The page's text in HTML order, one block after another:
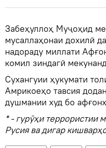
Забеҳуллоҳ Муҷоҳид
мусаллаҳонаи дохилӣ
надораду миллати
комил зиндагӣ
Сухангуии ҳукумати
Амрикоеҳо тавсия
душмании худ бо
* - гурӯҳи террористии
Русия ва дигар